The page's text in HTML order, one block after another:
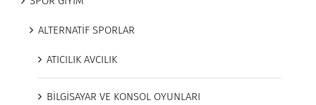
ALTERNATİF SPORLAR
ATICILIK AVCILIK
BİLGİSAYAR VE KONSOL OYUNLARI